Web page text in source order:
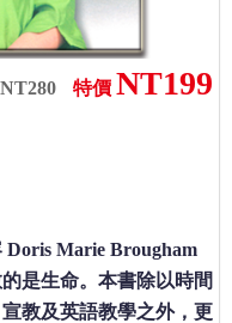
特價 NT199
Marie Brougham
是生命。本書除以時間
教及英語教學之外，更